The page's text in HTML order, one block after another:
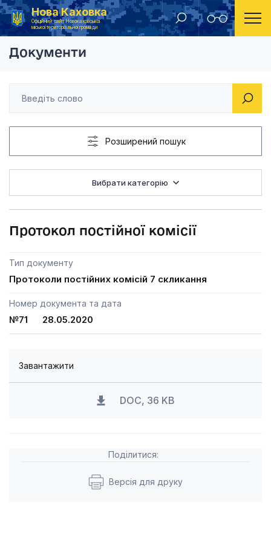
Нова Каховка
Офіційний сайт Новокаховської
міської територіальної громади
Головна Постійна комісія з питань земельних, природних ресурсів та комунальної власності Протокол постійної
Документи
Розширений пошук
Вибрати категорію
Протокол постійної комісії
Тип документу
Протоколи постійних комісій 7 скликання
Номер документа та дата
№71 28.05.2020
Завантажити
DOC, 36 KB
Поділитися:
Версія для друку